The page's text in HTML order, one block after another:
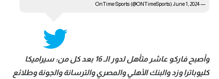
— OnTime Sports (@ONTimeSports)
June 1, 2024
وأصبح فاركو عاشر متأهل لدور الـ 16 بعد كل من: سيراميكا
كليوباترا وزد والبنك الأهلي والمصري والترسانة والجونة وطلائع